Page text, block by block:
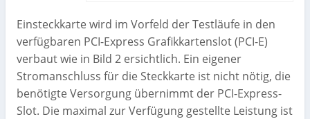
Einsteckkarte wird im Vorfeld der Testläufe in den
verfügbaren PCI-Express Grafikkartenslot (PCI-E)
verbaut wie in Bild 2 ersichtlich. Ein eigener
Stromanschluss für die Steckkarte ist nicht nötig, die
benötigte Versorgung übernimmt der PCI-Express-
Slot. Die maximal zur Verfügung gestellte Leistung ist